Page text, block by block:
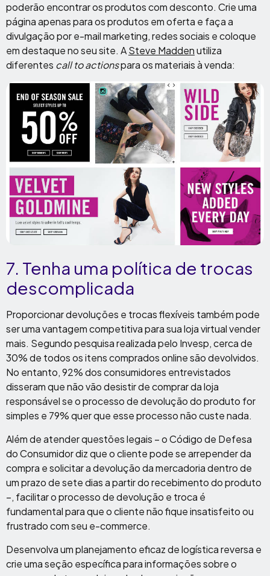
poderão encontrar os produtos com desconto. Crie uma
página apenas para os produtos em oferta e faça a
divulgação por e-mail marketing, redes sociais e coloque
em destaque no seu site. ASteve Maddenutiliza
diferentes call to actionspara os materiais à venda:
7. Tenha uma política de trocas
descomplicada
Proporcionar devoluções e trocas flexíveis também pode
ser uma vantagem competitiva para sua loja virtual vender
mais. Segundo pesquisa realizada pelo Invesp, cerca de
30% de todos os itens comprados online são devolvidos.
No entanto, 92% dos consumidores entrevistados
disseram que não vão desistir de comprar da loja
responsável se o processo de devolução do produto for
simples e 79% quer que esse processo não custe nada.
Além de atender questões legais – o Código de Defesa
do Consumidor diz que o cliente pode se arrepender da
compra e solicitar a devolução da mercadoria dentro de
um prazo de sete dias a partir do recebimento do produto
–, facilitar o processo de devolução e troca é
fundamental para que o cliente não fique insatisfeito ou
frustrado com seu e-commerce.
Desenvolva um planejamento eficaz de logística reversa e
crie uma seção específica para informações sobre o